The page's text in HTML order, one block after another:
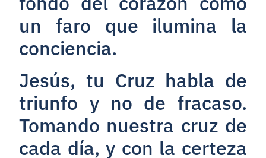
un faro que ilumina la
conciencia.
Jesús, tu Cruz habla de
triunfo y no de fracaso.
Tomando nuestra cruz de
cada día, y con la certeza